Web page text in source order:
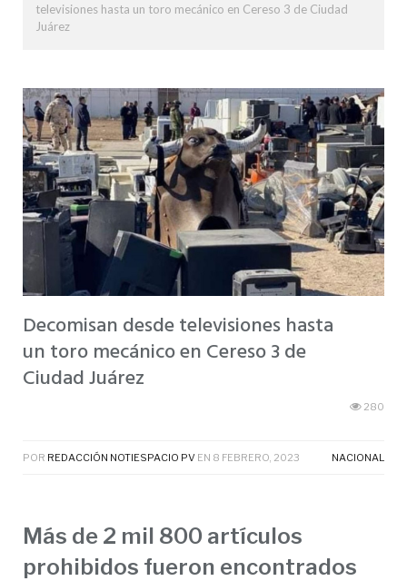
televisiones hasta un toro mecánico en Cereso 3 de Ciudad
Juárez
Decomisan desde televisiones hasta
un toro mecánico en Cereso 3 de
Ciudad Juárez
280
POR REDACCIÓN NOTIESPACIO PV EN 8 FEBRERO, 2023 NACIONAL
Más de 2 mil 800 artículos
prohibidos fueron encontrados